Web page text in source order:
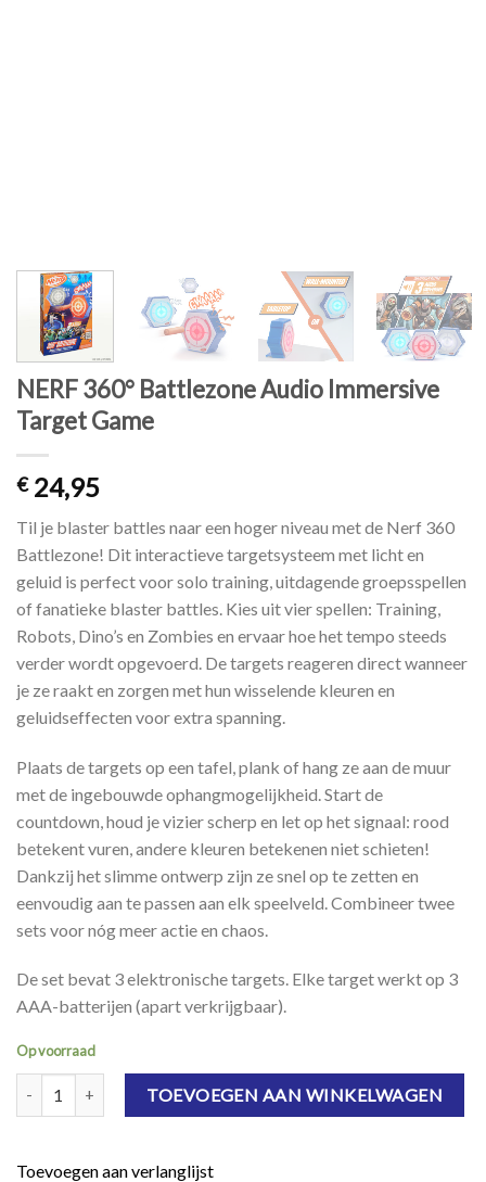
NERF 360° Battlezone Audio Immersive
Target Game
€24,95
Til je blaster battles naar een hoger niveau met de Nerf 360
Battlezone! Dit interactieve targetsysteem met licht en
geluid is perfect voor solo training, uitdagende groepsspellen
of fanatieke blaster battles. Kies uit vier spellen: Training,
Robots, Dino’s en Zombies en ervaar hoe het tempo steeds
verder wordt opgevoerd. De targets reageren direct wanneer
je ze raakt en zorgen met hun wisselende kleuren en
geluidseffecten voor extra spanning.
Plaats de targets op een tafel, plank of hang ze aan de muur
met de ingebouwde ophangmogelijkheid. Start de
countdown, houd je vizier scherp en let op het signaal: rood
betekent vuren, andere kleuren betekenen niet schieten!
Dankzij het slimme ontwerp zijn ze snel op te zetten en
eenvoudig aan te passen aan elk speelveld. Combineer twee
sets voor nóg meer actie en chaos.
De set bevat 3 elektronische targets. Elke target werkt op 3
AAA-batterijen (apart verkrijgbaar).
Op voorraad
NERF 360° Battlezone Audio Immersive Target Game aantal
TOEVOEGEN AAN WINKELWAGEN
Toevoegen aan verlanglijst